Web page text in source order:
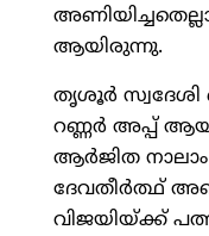
ആയിരുന്നു.
തൃശൂര്‍
റണ്ണര്‍ അപ്പ്
ആര്‍ജിത
ദേവതീര്‍ത്ഥ്
വിജയിയ്ക്ക്